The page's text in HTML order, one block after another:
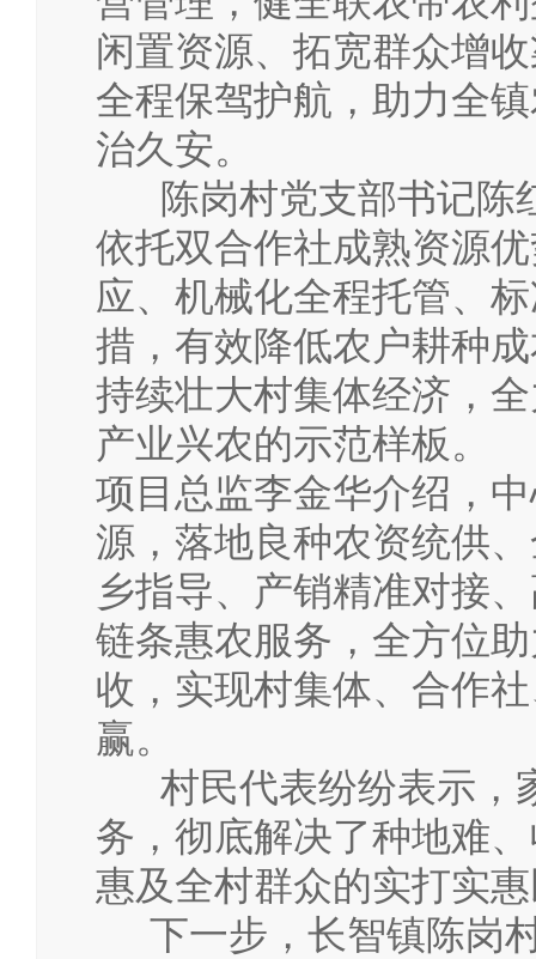
闲置资源、拓宽群众增
全程保驾护航，助力全
治久安。
陈岗村党支部书记陈
依托双合作社成熟资源
应、机械化全程托管、
措，有效降低农户耕种
持续壮大村集体经济，
产业兴农的示范样板。
项目总监李金华介绍，
源，落地良种农资统供
乡指导、产销精准对接
链条惠农服务，全方位
收，实现村集体、合作
赢。
村民代表纷纷表示，
务，彻底解决了种地难
惠及全村群众的实打实
下一步，长智镇陈岗